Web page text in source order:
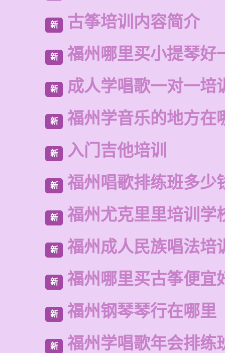
新 古筝培训内容简介
新 福州哪里买小提琴好
新 成人学唱歌一对一培
新 福州学音乐的地方在
新 入门吉他培训
新 福州唱歌排练班多少
新 福州尤克里里培训学
新 福州成人民族唱法培
新 福州哪里买古筝便宜
新 福州钢琴琴行在哪里
新 福州学唱歌年会排练